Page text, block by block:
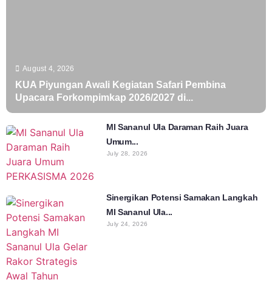
August 4, 2026
KUA Piyungan Awali Kegiatan Safari Pembina
Upacara Forkompimkap 2026/2027 di...
MI Sananul Ula Daraman Raih Juara
Umum...
July 28, 2026
Sinergikan Potensi Samakan Langkah
MI Sananul Ula...
July 24, 2026